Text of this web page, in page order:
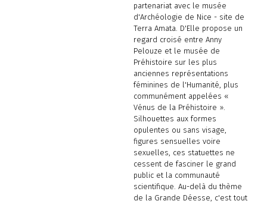
partenariat avec le musée
d'Archéologie de Nice - site de
Terra Amata. D'Elle propose un
regard croisé entre Anny
Pelouze et le musée de
Préhistoire sur les plus
anciennes représentations
féminines de l'Humanité, plus
communément appelées «
Vénus de la Préhistoire ».
Silhouettes aux formes
opulentes ou sans visage,
figures sensuelles voire
sexuelles, ces statuettes ne
cessent de fasciner le grand
public et la communauté
scientifique. Au-delà du thème
de la Grande Déesse, c'est tout